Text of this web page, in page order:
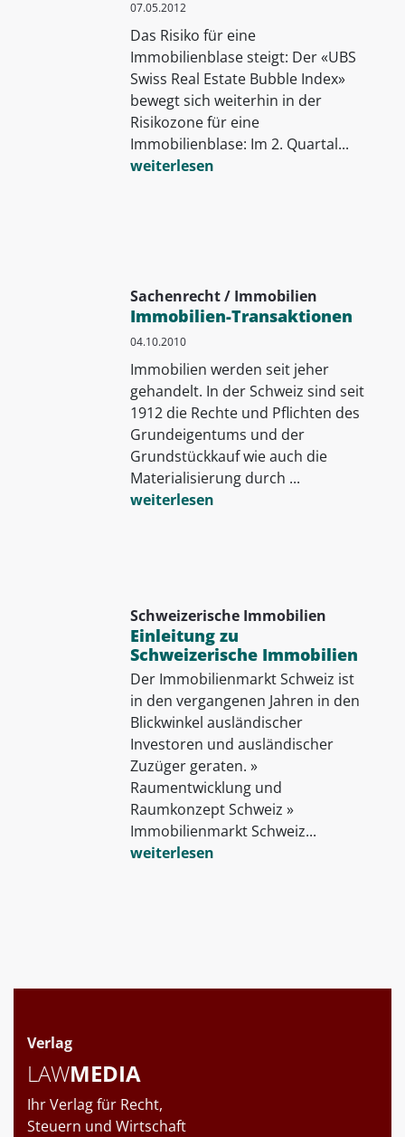
07.05.2012
Das Risiko für eine
Immobilienblase steigt: Der «UBS
Swiss Real Estate Bubble Index»
bewegt sich weiterhin in der
Risikozone für eine
Immobilienblase: Im 2. Quartal...
weiterlesen
Sachenrecht / Immobilien
Immobilien-Transaktionen
04.10.2010
Immobilien werden seit jeher
gehandelt. In der Schweiz sind seit
1912 die Rechte und Pflichten des
Grundeigentums und der
Grundstückkauf wie auch die
Materialisierung durch ...
weiterlesen
Schweizerische Immobilien
Einleitung zu
Schweizerische Immobilien
Der Immobilienmarkt Schweiz ist
in den vergangenen Jahren in den
Blickwinkel ausländischer
Investoren und ausländischer
Zuzüger geraten. »
Raumentwicklung und
Raumkonzept Schweiz »
Immobilienmarkt Schweiz...
weiterlesen
Verlag
LAWMEDIA
Ihr Verlag für Recht,
Steuern und Wirtschaft